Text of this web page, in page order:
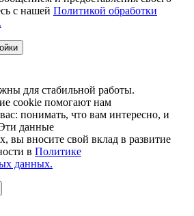
с нашей Политикой обработки
для стабильной работы.
cookie помогают нам
понимать, что вам интересно, и
данные
вы вносите свой вклад в развитие
в Политике
данных.